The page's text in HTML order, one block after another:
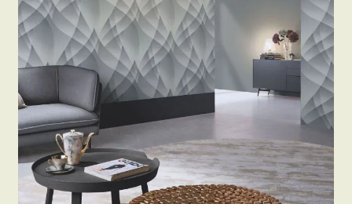
Beton hatású tapéták
Kapcsolat